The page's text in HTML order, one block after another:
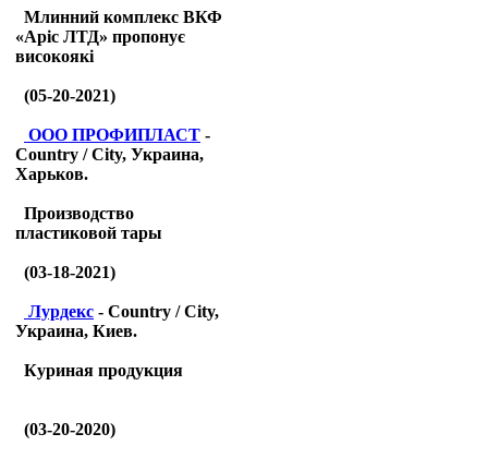
Млинний комплекс ВКФ
«Аріс ЛТД» пропонує
високоякі
(05-20-2021)
ООО ПРОФИПЛАСТ -
Country / City, Украина,
Харьков.
Производство
пластиковой тары
(03-18-2021)
Лурдекс - Country / City,
Украина, Киев.
Куриная продукция
(03-20-2020)